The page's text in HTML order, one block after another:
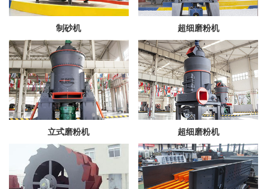
制砂机 超细磨粉机
立式磨粉机 超细磨粉机